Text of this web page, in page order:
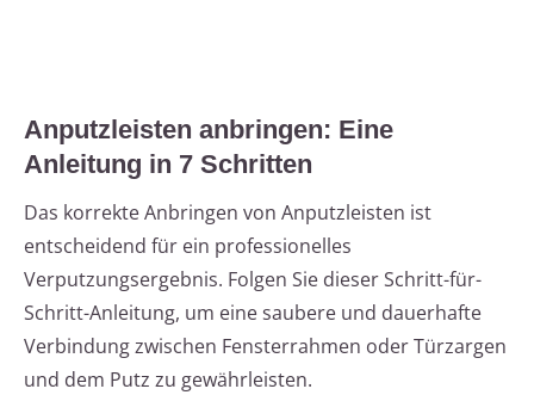
Anputzleisten anbringen: Eine
Anleitung in 7 Schritten
Das korrekte Anbringen von Anputzleisten ist
entscheidend für ein professionelles
Verputzungsergebnis. Folgen Sie dieser Schritt-für-
Schritt-Anleitung, um eine saubere und dauerhafte
Verbindung zwischen Fensterrahmen oder Türzargen
und dem Putz zu gewährleisten.